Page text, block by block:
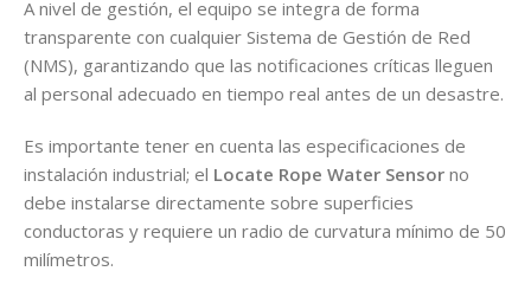
A nivel de gestión, el equipo se integra de forma
transparente con cualquier Sistema de Gestión de Red
(NMS), garantizando que las notificaciones críticas lleguen
al personal adecuado en tiempo real antes de un desastre.
Es importante tener en cuenta las especificaciones de
instalación industrial; el Locate Rope Water Sensor no
debe instalarse directamente sobre superficies
conductoras y requiere un radio de curvatura mínimo de 50
milímetros.